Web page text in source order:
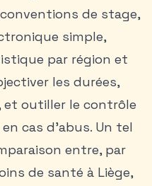
de stage,
simple,
par région et
les durées,
outiller le contrôle
cas d’abus. Un tel
entre, par
de santé à Liège,